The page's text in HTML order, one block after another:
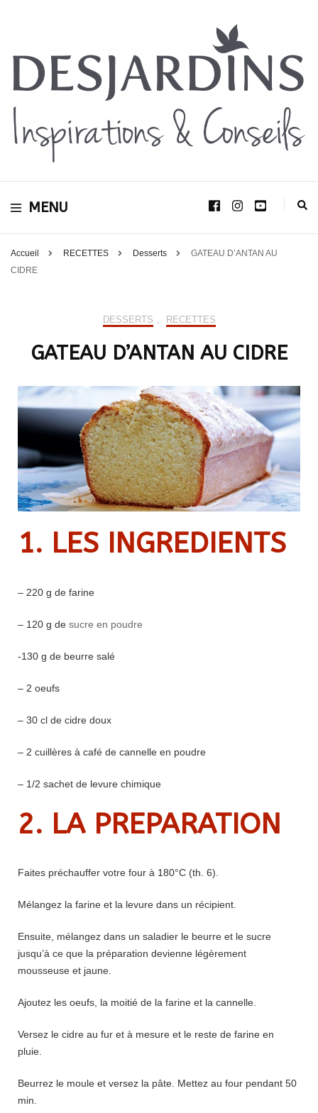
Desjardins
Inspirations &
Conseils
Avec le blog Desjardins, nous avons pour volonté de partager et de transmettre
d’aménagement d’intérieur et d’extérieur.
MENU
Accueil RECETTES Desserts
GATEAU D’ANTAN AU
CIDRE
DESSERTS , RECETTES
GATEAU D’ANTAN AU CIDRE
1. LES INGREDIENTS
– 220 g de farine
– 120 g de sucre en poudre
-130 g de beurre salé
– 2 oeufs
– 30 cl de cidre doux
– 2 cuillères à café de cannelle en poudre
– 1/2 sachet de levure chimique
2. LA PREPARATION
Faites préchauffer votre four à 180°C (th. 6).
Mélangez la farine et la levure dans un récipient.
Ensuite, mélangez dans un saladier le beurre et le sucre
jusqu’à ce que la préparation devienne légèrement
mousseuse et jaune.
Ajoutez les oeufs, la moitié de la farine et la cannelle.
Versez le cidre au fur et à mesure et le reste de farine en
pluie.
Beurrez le moule et versez la pâte. Mettez au four pendant 50
min.